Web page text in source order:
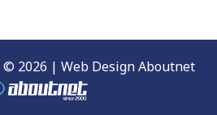
© 2026 | Web Design Aboutnet